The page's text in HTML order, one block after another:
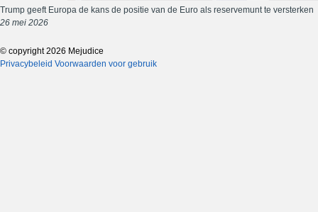
Trump geeft Europa de kans de positie van de Euro als reservemunt te versterken
26 mei 2026
© copyright 2026 Mejudice
Privacybeleid Voorwaarden voor gebruik